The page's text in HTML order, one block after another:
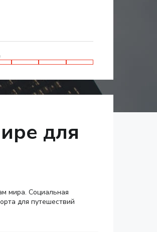
для
мира. Социальная
для путешествий